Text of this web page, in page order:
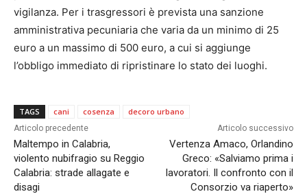
vigilanza. Per i trasgressori è prevista una sanzione
amministrativa pecuniaria che varia da un minimo di 25
euro a un massimo di 500 euro, a cui si aggiunge
l’obbligo immediato di ripristinare lo stato dei luoghi.
TAGS cani cosenza decoro urbano
Articolo precedente
Maltempo in Calabria,
violento nubifragio su Reggio
Calabria: strade allagate e
disagi
Articolo successivo
Vertenza Amaco, Orlandino
Greco: «Salviamo prima i
lavoratori. Il confronto con il
Consorzio va riaperto»